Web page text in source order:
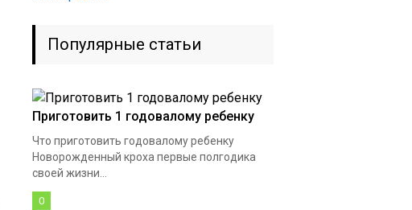
Популярные статьи
Приготовить 1 годовалому ребенку
Что приготовить годовалому ребенку
Новорожденный кроха первые полгодика
своей жизни...
0